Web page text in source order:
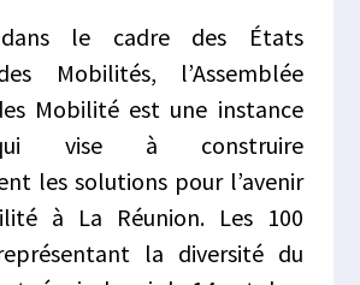
dans le cadre des États
Mobilités, l’Assemblée
Mobilité est une instance
vise à construire
les solutions pour l’avenir
à La Réunion. Les 100
la diversité du